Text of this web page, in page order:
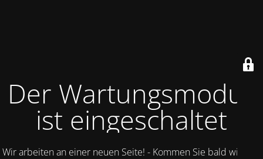
Der Wartungsmodus
ist eingeschaltet
Wir arbeiten an einer neuen Seite! - Kommen Sie bald wieder.